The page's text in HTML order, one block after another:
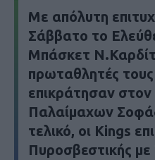
Με απόλυτη
Σάββατο το
Μπάσκετ
πρωταθλητές
επικράτησαν
Παλαίμαχων
τελικό, οι Kings
Πυροσβεστικής με